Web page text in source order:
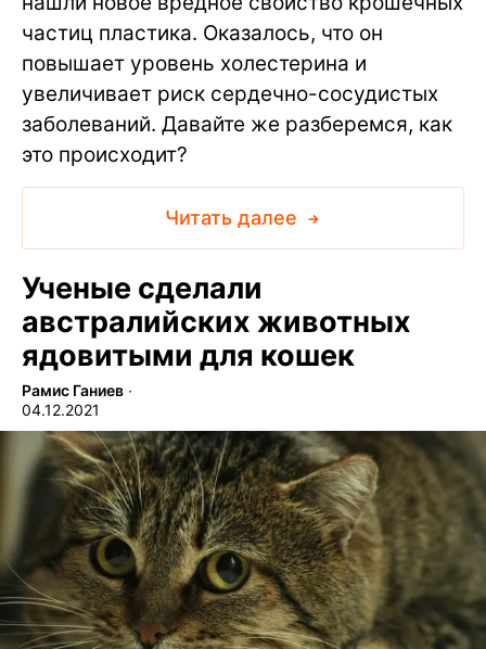
частиц пластика. Оказалось, что он
повышает уровень холестерина и
увеличивает риск сердечно-сосудистых
заболеваний. Давайте же разберемся, как
это происходит?
Читать далее
Ученые сделали
австралийских животных
ядовитыми для кошек
Рамис Ганиев ∙
04.12.2021